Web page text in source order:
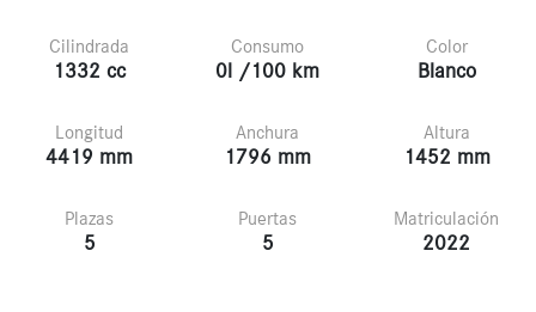
Cilindrada
1332 cc
Consumo
0l /100 km
Color
Blanco
Longitud
4419 mm
Anchura
1796 mm
Altura
1452 mm
Plazas
5
Puertas
5
Matriculación
2022